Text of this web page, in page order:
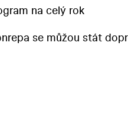
na celý rok
se můžou stát